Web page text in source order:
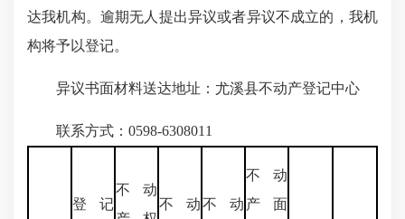
达我机构。逾期无人提出异议或者异议不成立的，我机
构将予以登记。
异议书面材料送达地址：尤溪县不动产登记中心
联系方式：0598-6308011
登记
不动
不动不动
不动
产面